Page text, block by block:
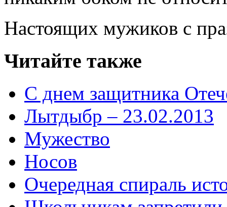
Настоящих мужиков с
Читайте также
С днем защитника
Лытдыбр – 23.02.2013
Мужество
Носов
Очередная спираль